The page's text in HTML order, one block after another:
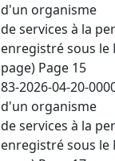
d'un organisme
de services à la
enregistré sous le
page) Page 15
83-2026-04-20-
d'un organisme
de services à la
enregistré sous le